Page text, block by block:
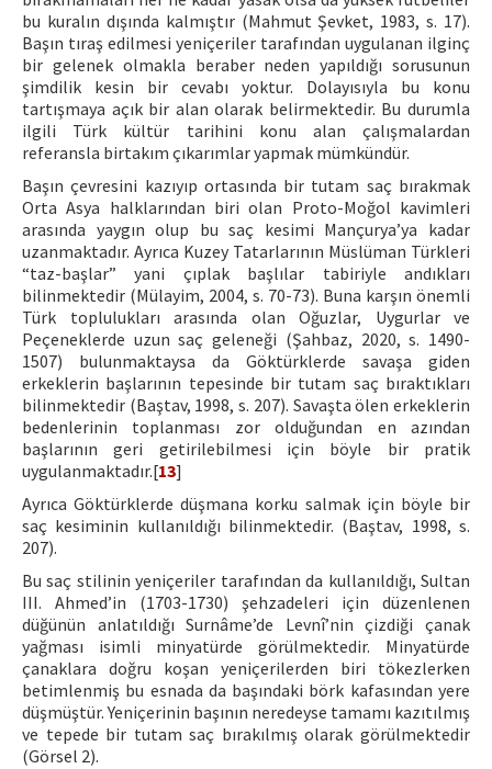
bu kuralın dışında kalmıştır (Mahmut Şevket, 1983, s. 17).
Başın tıraş edilmesi yeniçeriler tarafından uygulanan ilginç
bir gelenek olmakla beraber neden yapıldığı sorusunun
şimdilik kesin bir cevabı yoktur. Dolayısıyla bu konu
tartışmaya açık bir alan olarak belirmektedir. Bu durumla
ilgili Türk kültür tarihini konu alan çalışmalardan
referansla birtakım çıkarımlar yapmak mümkündür.
Başın çevresini kazıyıp ortasında bir tutam saç bırakmak
Orta Asya halklarından biri olan Proto-Moğol kavimleri
arasında yaygın olup bu saç kesimi Mançurya’ya kadar
uzanmaktadır. Ayrıca Kuzey Tatarlarının Müslüman Türkleri
“taz-başlar” yani çıplak başlılar tabiriyle andıkları
bilinmektedir (Mülayim, 2004, s. 70-73). Buna karşın önemli
Türk toplulukları arasında olan Oğuzlar, Uygurlar ve
Peçeneklerde uzun saç geleneği (Şahbaz, 2020, s. 1490-
1507) bulunmaktaysa da Göktürklerde savaşa giden
erkeklerin başlarının tepesinde bir tutam saç bıraktıkları
bilinmektedir (Baştav, 1998, s. 207). Savaşta ölen erkeklerin
bedenlerinin toplanması zor olduğundan en azından
başlarının geri getirilebilmesi için böyle bir pratik
uygulanmaktadır.[13]
Ayrıca Göktürklerde düşmana korku salmak için böyle bir
saç kesiminin kullanıldığı bilinmektedir. (Baştav, 1998, s.
207).
Bu saç stilinin yeniçeriler tarafından da kullanıldığı, Sultan
III. Ahmed’in (1703-1730) şehzadeleri için düzenlenen
düğünün anlatıldığı Surnâme’de Levnî’nin çizdiği çanak
yağması isimli minyatürde görülmektedir. Minyatürde
çanaklara doğru koşan yeniçerilerden biri tökezlerken
betimlenmiş bu esnada da başındaki börk kafasından yere
düşmüştür. Yeniçerinin başının neredeyse tamamı kazıtılmış
ve tepede bir tutam saç bırakılmış olarak görülmektedir
(Görsel 2).